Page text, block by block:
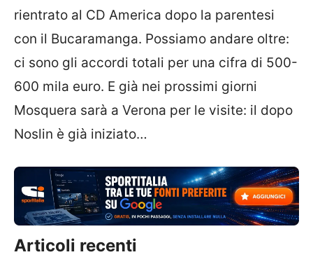
rientrato al CD America dopo la parentesi
con il Bucaramanga. Possiamo andare oltre:
ci sono gli accordi totali per una cifra di 500-
600 mila euro. E già nei prossimi giorni
Mosquera sarà a Verona per le visite: il dopo
Noslin è già iniziato…
Articoli recenti